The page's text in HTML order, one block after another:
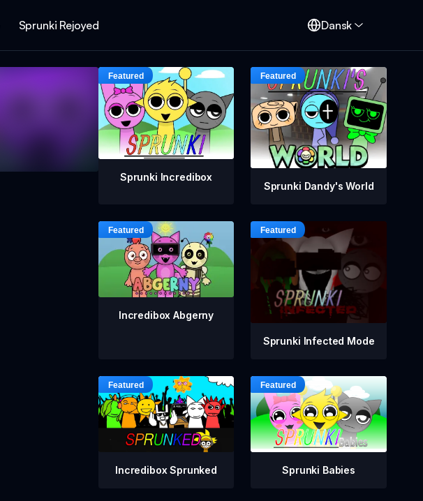
Sprunki Rejoyed Dansk
Sprunki Incredibox
Sprunki Dandy's World
Incredibox Abgerny
Sprunki Infected Mode
Incredibox Sprunked Sprunki Babies